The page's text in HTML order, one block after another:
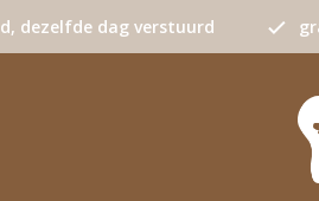
dezelfde dag verstuurd